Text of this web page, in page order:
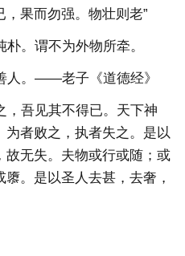
果而勿强。物壮则老”
。谓不为外物所牵。
。——老子《道德经》
吾见其不得已。天下神
者败之，执者失之。是以
故无失。夫物或行或随；或
。是以圣人去甚，去奢，